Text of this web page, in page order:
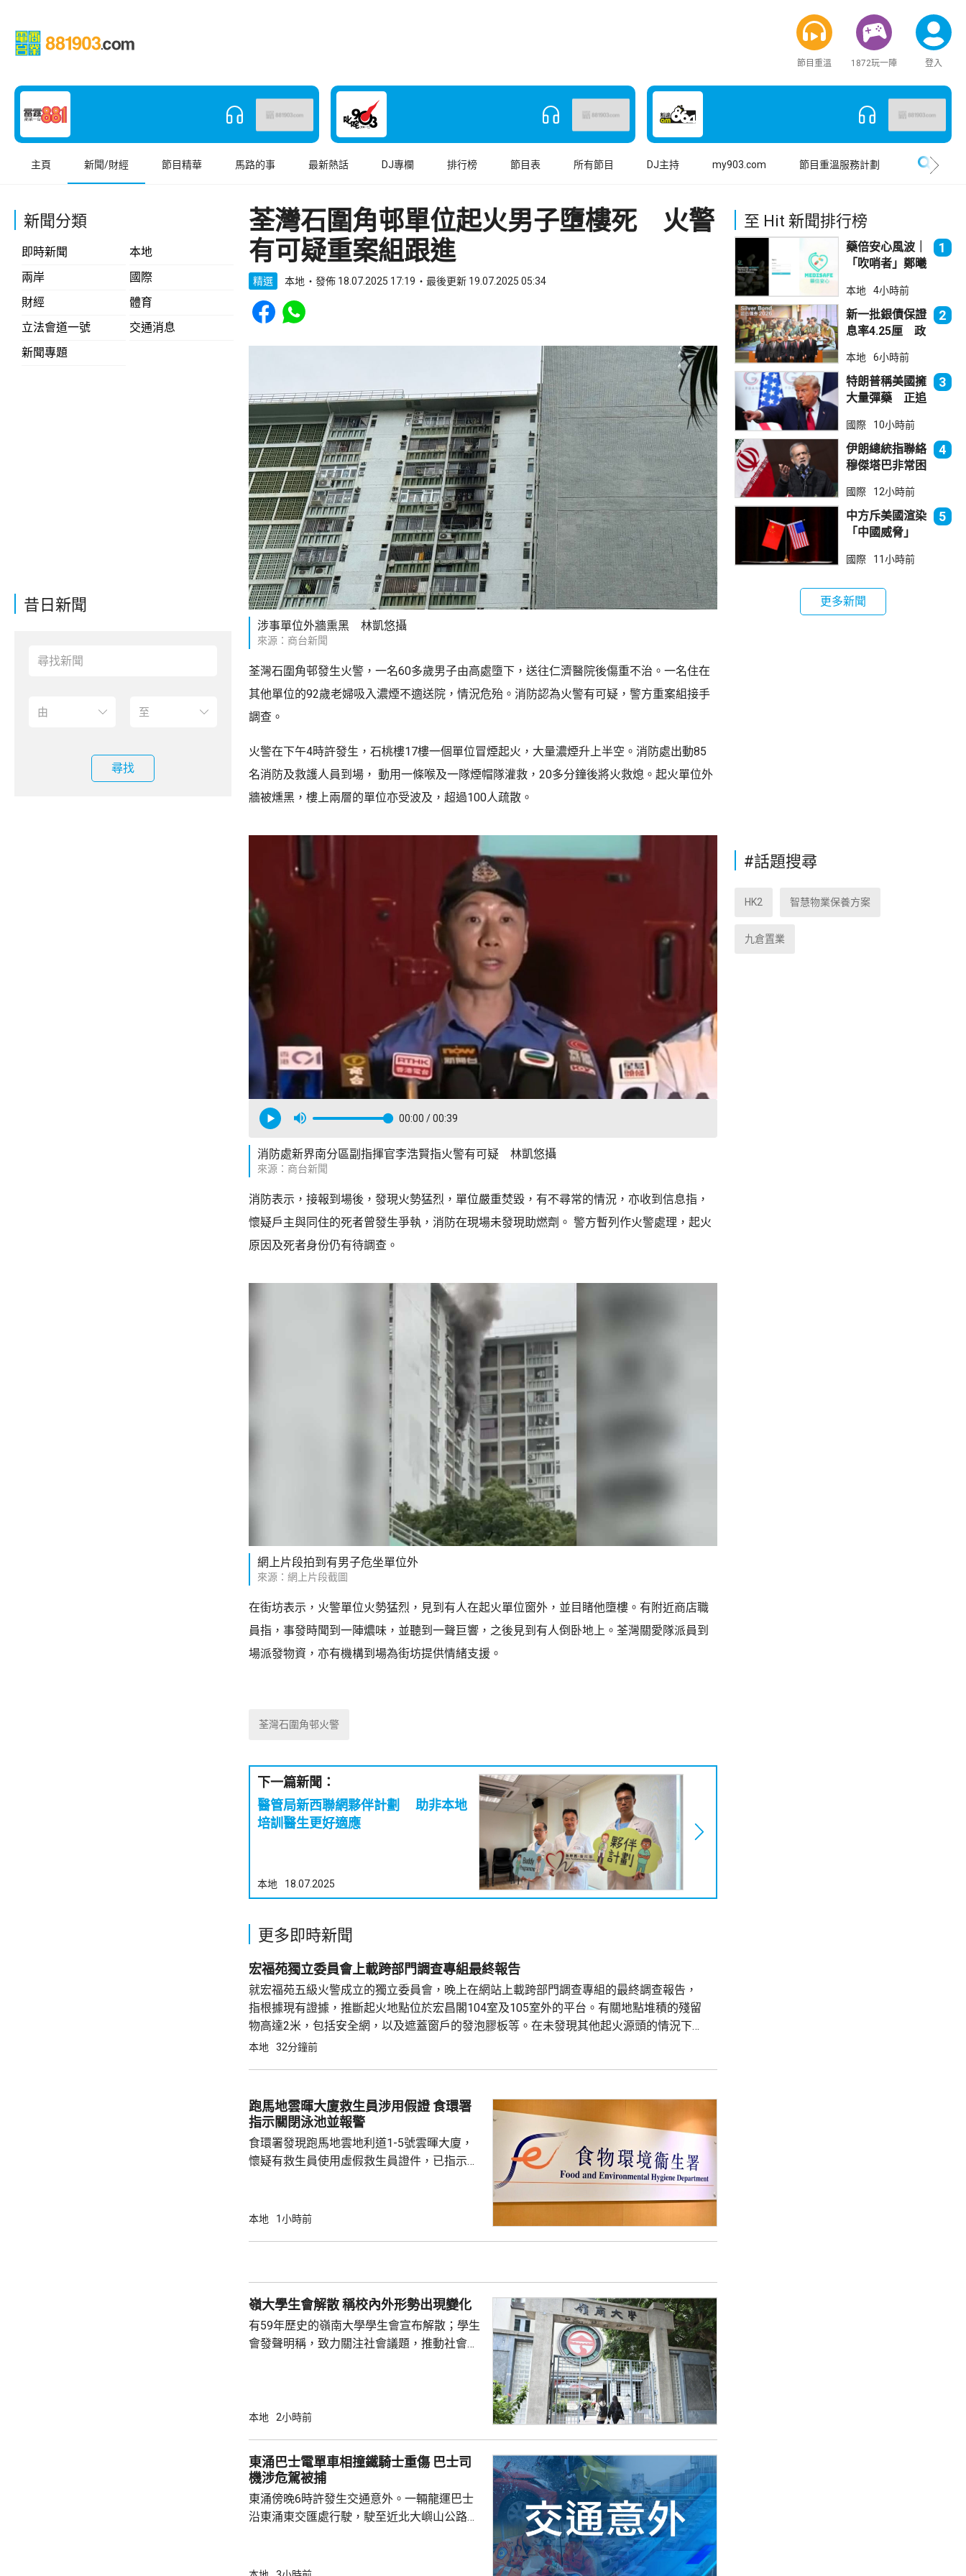
節目重溫 1872玩一陣 登入
主頁 新聞/財經 節目精華 馬路的事 最新熱話 DJ專欄 排行榜 節目表 所有節目 DJ主持 my903.com 節目重溫服務計劃
新聞分類
即時新聞
本地
兩岸
國際
財經
體育
立法會道一號
交通消息
新聞專題
昔日新聞
尋找
荃灣石圍角邨單位起火男子墮樓死 火警
有可疑重案組跟進
精選 本地 發佈 18.07.2025 17:19 最後更新 19.07.2025 05:34
Share to Facebook
Share to WhatsApp
涉事單位外牆熏黑 林凱悠攝
來源：商台新聞
荃灣石圍角邨發生火警，一名60多歲男子由高處墮下，送往仁濟醫院後傷重不治。一名住在
其他單位的92歲老婦吸入濃煙不適送院，情況危殆。消防認為火警有可疑，警方重案組接手
調查。
火警在下午4時許發生，石桃樓17樓一個單位冒煙起火，大量濃煙升上半空。消防處出動85
名消防及救護人員到場， 動用一條喉及一隊煙帽隊灌救，20多分鐘後將火救熄。起火單位外
牆被燻黑，樓上兩層的單位亦受波及，超過100人疏散。
00:00 / 00:39
消防處新界南分區副指揮官李浩賢指火警有可疑 林凱悠攝
來源：商台新聞
消防表示，接報到場後，發現火勢猛烈，單位嚴重焚毀，有不尋常的情況，亦收到信息指，
懷疑戶主與同住的死者曾發生爭執，消防在現場未發現助燃劑。 警方暫列作火警處理，起火
原因及死者身份仍有待調查。
網上片段拍到有男子危坐單位外
來源：網上片段截圖
在街坊表示，火警單位火勢猛烈，見到有人在起火單位窗外，並目睹他墮樓。有附近商店職
員指，事發時聞到一陣燶味，並聽到一聲巨響，之後見到有人倒卧地上。荃灣關愛隊派員到
場派發物資，亦有機構到場為街坊提供情緒支援。
荃灣石圍角邨火警
下一篇新聞：
醫管局新西聯網夥伴計劃 助非本地
培訓醫生更好適應
本地 18.07.2025
更多即時新聞
宏福苑獨立委員會上載跨部門調查專組最終報告
就宏福苑五級火警成立的獨立委員會，晚上在網站上載跨部門調查專組的最終調查報告，
指根據現有證據，推斷起火地點位於宏昌閣104室及105室外的平台。有關地點堆積的殘留
物高達2米，包括安全網，以及遮蓋窗戶的發泡膠板等。在未發現其他起火源頭的情況下，
跨部門調查專組得出結論，認為今次火災極有可能是意外事故，起因很可能是點燃的煙蒂
本地 32分鐘前
跑馬地雲暉大廈救生員涉用假證 食環署
指示關閉泳池並報警
食環署發現跑馬地雲地利道1-5號雲暉大廈，
懷疑有救生員使用虛假救生員證件，已指示泳
資料，今日收到核實結果，發現一名昨日在屋
泳池持牌人提出檢控。 食環署表示，今年至頭
上月底，對逾1400個持牌私人...
本地 1小時前
嶺大學生會解散 稱校內外形勢出現變化
有59年歷史的嶺南大學學生會宣布解散；學生
會發聲明稱，致力關注社會議題，推動社會進
學生會營運。
本地 2小時前
東涌巴士電單車相撞鐵騎士重傷 巴士司
機涉危駕被捕
東涌傍晚6時許發生交通意外。一輛龍運巴士
沿東涌東交匯處行駛，駛至近北大嶼山公路出
體多處受傷，昏迷送往北大嶼山醫院治理。
至 Hit 新聞排行榜
藥倍安心風波｜
「吹哨者」鄭曦
進行刑事調查
1
本地 4小時前
新一批銀債保證
息率4.25厘 政
吸引力
2
本地 6小時前
特朗普稱美國擁
大量彈藥 正追
者」
3
國際 10小時前
伊朗總統指聯絡
穆傑塔巴非常困
製造分裂
4
國際 12小時前
中方斥美國渲染
「中國威脅」
與華為合作
5
國際 11小時前
更多新聞
#話題搜尋
HK2 智慧物業保養方案
九倉置業